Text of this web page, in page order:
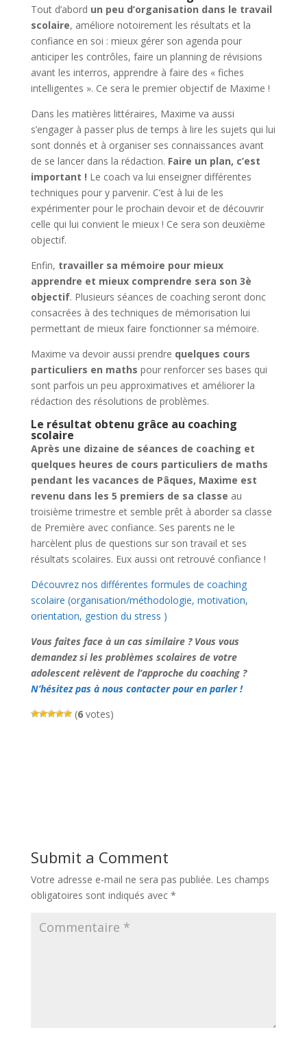
Tout d’abord un peu d’organisation dans le travail
scolaire, améliore notoirement les résultats et la
confiance en soi : mieux gérer son agenda pour
anticiper les contrôles, faire un planning de révisions
avant les interros, apprendre à faire des « fiches
intelligentes ». Ce sera le premier objectif de Maxime !
Dans les matières littéraires, Maxime va aussi
s’engager à passer plus de temps à lire les sujets qui lui
sont donnés et à organiser ses connaissances avant
de se lancer dans la rédaction. Faire un plan, c’est
important ! Le coach va lui enseigner différentes
techniques pour y parvenir. C’est à lui de les
expérimenter pour le prochain devoir et de découvrir
celle qui lui convient le mieux ! Ce sera son deuxième
objectif.
Enfin, travailler sa mémoire pour mieux
apprendre et mieux comprendre sera son 3è
objectif. Plusieurs séances de coaching seront donc
consacrées à des techniques de mémorisation lui
permettant de mieux faire fonctionner sa mémoire.
Maxime va devoir aussi prendre quelques cours
particuliers en maths pour renforcer ses bases qui
sont parfois un peu approximatives et améliorer la
rédaction des résolutions de problèmes.
Le résultat obtenu grâce au coaching
scolaire
Après une dizaine de séances de coaching et
quelques heures de cours particuliers de maths
pendant les vacances de Pâques, Maxime est
revenu dans les 5 premiers de sa classe au
troisième trimestre et semble prêt à aborder sa classe
de Première avec confiance. Ses parents ne le
harcèlent plus de questions sur son travail et ses
résultats scolaires. Eux aussi ont retrouvé confiance !
Découvrez nos différentes formules de coaching
scolaire (organisation/méthodologie, motivation,
orientation, gestion du stress )
Vous faites face à un cas similaire ? Vous vous
demandez si les problèmes scolaires de votre
adolescent relèvent de l’approche du coaching ?
N’hésitez pas à nous contacter pour en parler !
(6votes)
Submit a Comment
Votre adresse e-mail ne sera pas publiée. Les champs
obligatoires sont indiqués avec *